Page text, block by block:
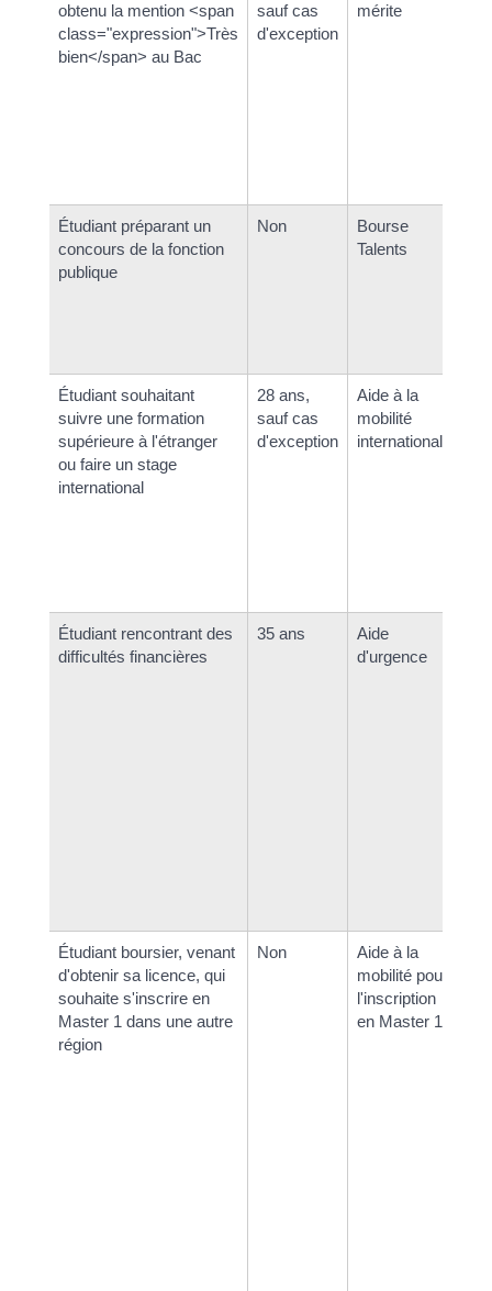
obtenu la mention <span
class="expression">Très
bien</span> au Bac
sauf cas
d'exception
mérite
Étudiant préparant un
concours de la fonction
publique
Non
Bourse
Talents
Étudiant souhaitant
suivre une formation
supérieure à l'étranger
ou faire un stage
international
28 ans,
sauf cas
d'exception
Aide à la
mobilité
internationale
Étudiant rencontrant des
difficultés financières
35 ans
Aide
d'urgence
Étudiant boursier, venant
d'obtenir sa licence, qui
souhaite s'inscrire en
Master 1 dans une autre
région
Non
Aide à la
mobilité pour
l'inscription
en Master 1